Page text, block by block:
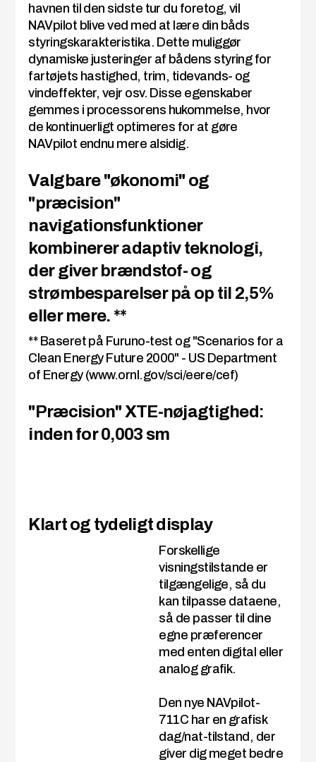
havnen til den sidste tur du foretog, vil
NAVpilot blive ved med at lære din båds
styringskarakteristika. Dette muliggør
dynamiske justeringer af bådens styring for
fartøjets hastighed, trim, tidevands- og
vindeffekter, vejr osv. Disse egenskaber
gemmes i processorens hukommelse, hvor
de kontinuerligt optimeres for at gøre
NAVpilot endnu mere alsidig.
Valgbare "økonomi" og
"præcision"
navigationsfunktioner
kombinerer adaptiv teknologi,
der giver brændstof- og
strømbesparelser på op til 2,5%
eller mere. **
** Baseret på Furuno-test og "Scenarios for a
Clean Energy Future 2000" - US Department
of Energy (www.ornl.gov/sci/eere/cef)
"Præcision" XTE-nøjagtighed:
inden for 0,003 sm
Klart og tydeligt display
Forskellige
visningstilstande er
tilgængelige, så du
kan tilpasse dataene,
så de passer til dine
egne præferencer
med enten digital eller
analog grafik.
Den nye NAVpilot-
711C har en grafisk
dag/nat-tilstand, der
giver dig meget bedre